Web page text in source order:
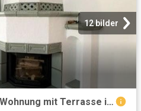
12 bilder
Großzügige Maisonette Wohnung mit Terrasse in zentraler Lage